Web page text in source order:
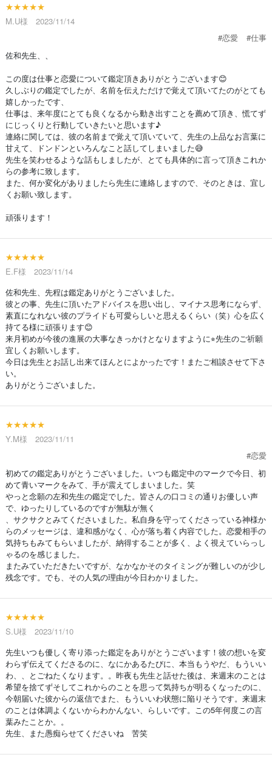
★★★★★
M.U様 2023/11/14
#恋愛
#仕事
佐和先生、、
この度は仕事と恋愛について鑑定頂きありがとうございます😊
久しぶりの鑑定でしたが、名前を伝えただけで覚えて頂いてたのがとても
嬉しかったです、
仕事は、来年度にとても良くなるから動き出すことを薦めて頂き、慌てず
にじっくりと行動していきたいと思います♪
連絡に関しては、彼の名前まで覚えて頂いていて、先生の上品なお言葉に
甘えて、ドンドンといろんなこと話してしまいました😅
先生を笑わせるような話もしましたが、とても具体的に言って頂きこれか
らの参考に致します。
また、何か変化がありましたら先生に連絡しますので、そのときは、宜し
くお願い致します。
頑張ります！
★★★★★
E.F様 2023/11/14
佐和先生、先程は鑑定ありがとうございました。
彼との事、先生に頂いたアドバイスを思い出し、マイナス思考にならず、
素直になれない彼のプライドも可愛らしいと思えるくらい（笑）心を広く
持てる様に頑張ります😊
来月初めが今後の進展の大事なきっかけとなりますように⭐︎先生のご祈願
宜しくお願いします。
今日は先生とお話し出来てほんとによかったです！またご相談させて下さ
い。
ありがとうございました。
★★★★★
Y.M様 2023/11/11
#恋愛
初めての鑑定ありがとうございました。いつも鑑定中のマークで今日、初
めて青いマークをみて、手が震えてしまいました。笑
やっと念願の左和先生の鑑定でした。皆さんの口コミの通りお優しい声
で、ゆったりしているのですが無駄が無く
、サクサクとみてくださいました。私自身を守ってくださっている神様か
らのメッセージは、違和感がなく、心が落ち着く内容でした。恋愛相手の
気持ちもみてもらいましたが、納得することが多く、よく視えていらっし
ゃるのを感じました。
またみていただきたいですが、なかなかそのタイミングが難しいのが少し
残念です。でも、その人気の理由が今日わかりました。
★★★★★
S.U様 2023/11/10
先生いつも優しく寄り添った鑑定をありがとうございます！彼の想いを変
わらず伝えてくださるのに、なにかあるたびに、本当もうやだ、もういい
わ、、とごねたくなります。。昨夜も先生と話せた後は、来週末のことは
希望を捨てずそしてこれからのことを思って気持ちが明るくなったのに、
今朝届いた彼からの返信でまた、もういいわ状態に陥りそうです。来週末
のことは体調よくないからわかんない、らしいです。この5年何度この言
葉みたことか。。
先生、また愚痴らせてくださいね 苦笑